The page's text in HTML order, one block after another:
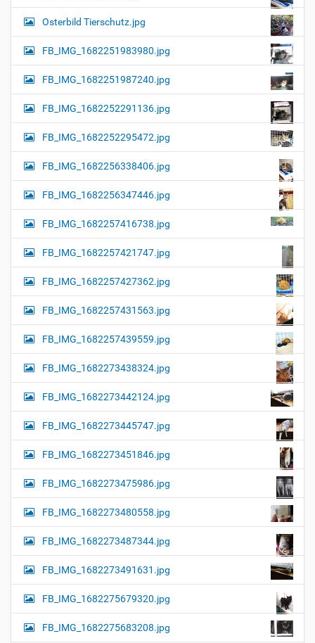
Osterbild Tierschutz.jpg
FB_IMG_1682251983980.jpg
FB_IMG_1682251987240.jpg
FB_IMG_1682252291136.jpg
FB_IMG_1682252295472.jpg
FB_IMG_1682256338406.jpg
FB_IMG_1682256347446.jpg
FB_IMG_1682257416738.jpg
FB_IMG_1682257421747.jpg
FB_IMG_1682257427362.jpg
FB_IMG_1682257431563.jpg
FB_IMG_1682257439559.jpg
FB_IMG_1682273438324.jpg
FB_IMG_1682273442124.jpg
FB_IMG_1682273445747.jpg
FB_IMG_1682273451846.jpg
FB_IMG_1682273475986.jpg
FB_IMG_1682273480558.jpg
FB_IMG_1682273487344.jpg
FB_IMG_1682273491631.jpg
FB_IMG_1682275679320.jpg
FB_IMG_1682275683208.jpg